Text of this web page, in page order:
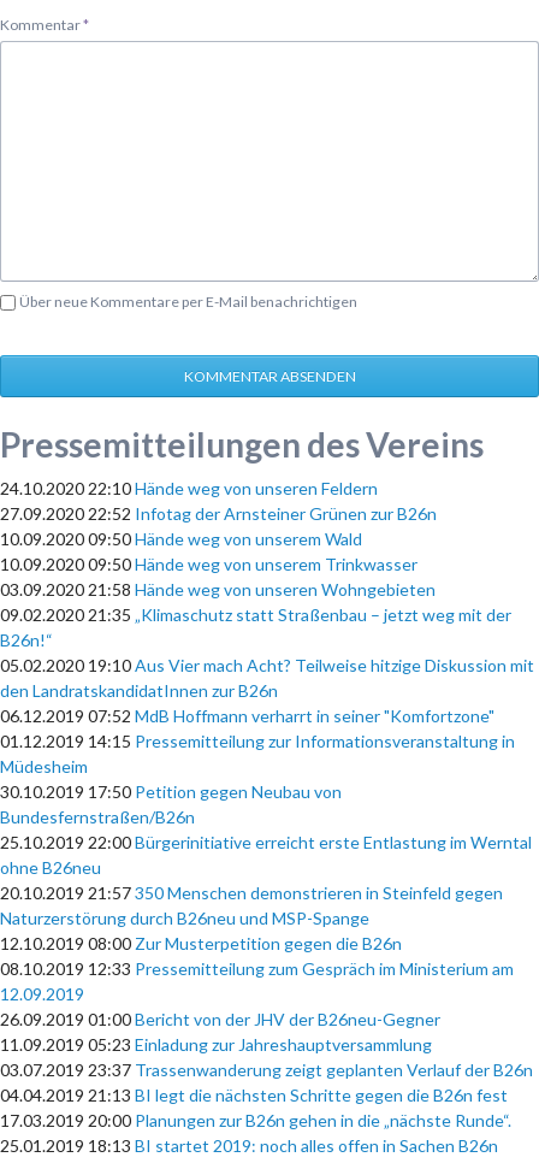
Pflichtfeld
Kommentar*
Über neue Kommentare per E-Mail benachrichtigen
KOMMENTAR ABSENDEN
Pressemitteilungen des Vereins
24.10.2020 22:10Hände weg von unseren Feldern
27.09.2020 22:52 Infotag der Arnsteiner Grünen zur B26n
10.09.2020 09:50Hände weg von unserem Wald
10.09.2020 09:50Hände weg von unserem Trinkwasser
03.09.2020 21:58 Hände weg von unseren Wohngebieten
09.02.2020 21:35 „Klimaschutz statt Straßenbau – jetzt weg mit der
B26n!“
05.02.2020 19:10Aus Vier mach Acht? Teilweise hitzige Diskussion mit
den LandratskandidatInnen zur B26n
06.12.2019 07:52 MdB Hoffmann verharrt in seiner "Komfortzone"
01.12.2019 14:15 Pressemitteilung zur Informationsveranstaltung in
Müdesheim
30.10.2019 17:50 Petition gegen Neubau von
Bundesfernstraßen/B26n
25.10.2019 22:00Bürgerinitiative erreicht erste Entlastung im Werntal
ohne B26neu
20.10.2019 21:57350 Menschen demonstrieren in Steinfeld gegen
Naturzerstörung durch B26neu und MSP-Spange
12.10.2019 08:00 Zur Musterpetition gegen die B26n
08.10.2019 12:33 Pressemitteilung zum Gespräch im Ministerium am
12.09.2019
26.09.2019 01:00Bericht von der JHV der B26neu-Gegner
11.09.2019 05:23 Einladung zur Jahreshauptversammlung
03.07.2019 23:37 Trassenwanderung zeigt geplanten Verlauf der B26n
04.04.2019 21:13 BI legt die nächsten Schritte gegen die B26n fest
17.03.2019 20:00 Planungen zur B26n gehen in die „nächste Runde“.
25.01.2019 18:13 BI startet 2019: noch alles offen in Sachen B26n